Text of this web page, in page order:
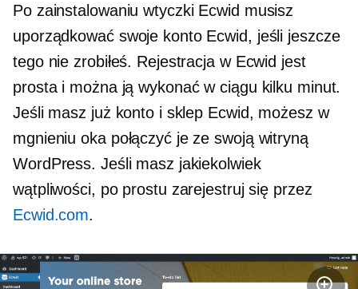
Po zainstalowaniu wtyczki Ecwid musisz
uporządkować swoje konto Ecwid, jeśli jeszcze
tego nie zrobiłeś. Rejestracja w Ecwid jest
prosta i można ją wykonać w ciągu kilku minut.
Jeśli masz już konto i sklep Ecwid, możesz w
mgnieniu oka połączyć je ze swoją witryną
WordPress. Jeśli masz jakiekolwiek
wątpliwości, po prostu zarejestruj się przez
Ecwid.com.